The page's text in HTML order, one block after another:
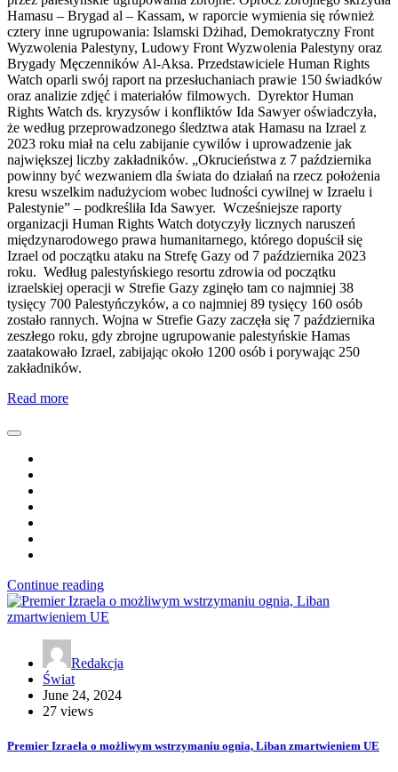
Hamasu – Brygad al – Kassam, w raporcie wymienia się również
cztery inne ugrupowania: Islamski Dżihad, Demokratyczny Front
Wyzwolenia Palestyny, Ludowy Front Wyzwolenia Palestyny oraz
Brygady Męczenników Al-Aksa. Przedstawiciele Human Rights
Watch oparli swój raport na przesłuchaniach prawie 150 świadków
oraz analizie zdjęć i materiałów filmowych. Dyrektor Human
Rights Watch ds. kryzysów i konfliktów Ida Sawyer oświadczyła,
że według przeprowadzonego śledztwa atak Hamasu na Izrael z
2023 roku miał na celu zabijanie cywilów i uprowadzenie jak
największej liczby zakładników. „Okrucieństwa z 7 października
powinny być wezwaniem dla świata do działań na rzecz położenia
kresu wszelkim nadużyciom wobec ludności cywilnej w Izraelu i
Palestynie” – podkreśliła Ida Sawyer. Wcześniejsze raporty
organizacji Human Rights Watch dotyczyły licznych naruszeń
międzynarodowego prawa humanitarnego, którego dopuścił się
Izrael od początku ataku na Strefę Gazy od 7 października 2023
roku. Według palestyńskiego resortu zdrowia od początku
izraelskiej operacji w Strefie Gazy zginęło tam co najmniej 38
tysięcy 700 Palestyńczyków, a co najmniej 89 tysięcy 160 osób
zostało rannych. Wojna w Strefie Gazy zaczęła się 7 października
zeszłego roku, gdy zbrojne ugrupowanie palestyńskie Hamas
zaatakowało Izrael, zabijając około 1200 osób i porywając 250
zakładników.
Read more
Continue reading
Redakcja
Świat
June 24, 2024
27 views
Premier Izraela o możliwym wstrzymaniu ognia, Liban zmartwieniem UE